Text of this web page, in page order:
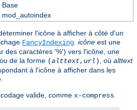
Base
mod_autoindex
l'icône à afficher à côté d'un
FancyIndexing. icône est une
des caractères '%') vers l'icône, une
de la forme (alttext, url), où alttext
à l'icône à afficher dans les
valide, comme x-compress.